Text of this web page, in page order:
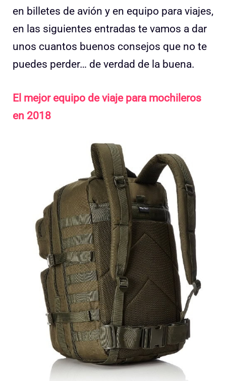
en billetes de avión y en equipo para viajes,
en las siguientes entradas te vamos a dar
unos cuantos buenos consejos que no te
puedes perder… de verdad de la buena.
El mejor equipo de viaje para mochileros
en 2018